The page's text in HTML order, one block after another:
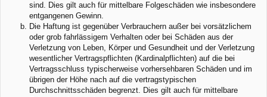
sind. Dies gilt auch für mittelbare Folgeschäden wie insbesondere
entgangenen Gewinn.
Die Haftung ist gegenüber Verbrauchern außer bei vorsätzlichem
oder grob fahrlässigem Verhalten oder bei Schäden aus der
Verletzung von Leben, Körper und Gesundheit und der Verletzung
wesentlicher Vertragspflichten (Kardinalpflichten) auf die bei
Vertragsschluss typischerweise vorhersehbaren Schäden und im
übrigen der Höhe nach auf die vertragstypischen
Durchschnittsschäden begrenzt. Dies gilt auch für mittelbare